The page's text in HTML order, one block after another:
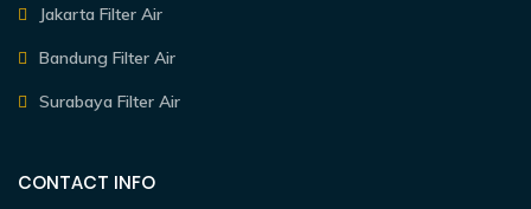
Jakarta Filter Air
Bandung Filter Air
Surabaya Filter Air
CONTACT INFO